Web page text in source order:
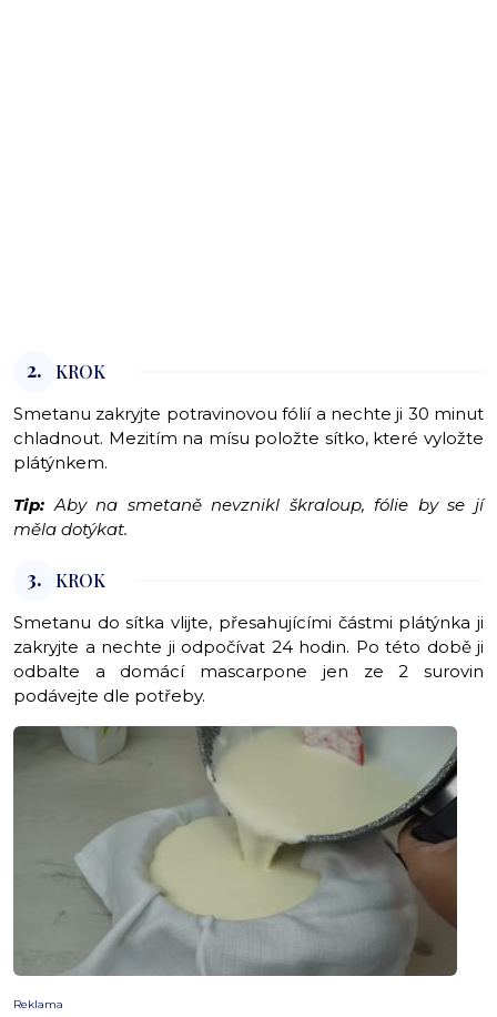
2. KROK
Smetanu zakryjte potravinovou fólií a nechte ji 30 minut
chladnout. Mezitím na mísu položte sítko, které vyložte
plátýnkem.
Tip:Aby na smetaně nevznikl škraloup, fólie by se jí
měla dotýkat.
3. KROK
Smetanu do sítka vlijte, přesahujícími částmi plátýnka ji
zakryjte a nechte ji odpočívat 24 hodin. Po této době ji
odbalte a domácí mascarpone jen ze 2 surovin
podávejte dle potřeby.
Reklama